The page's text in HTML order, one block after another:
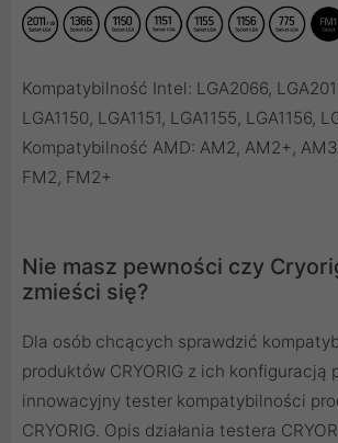
Kompatybilność Intel: LGA2066,
LGA1150, LGA1151, LGA1155, LGA1156,
Kompatybilność AMD: AM2, AM2+,
FM2, FM2+
Nie masz pewności czy
zmieści się?
Dla osób chcących sprawdzić
produktów CRYORIG z ich konfiguracją
innowacyjny tester kompatybilności
CRYORIG. Opis działania testera